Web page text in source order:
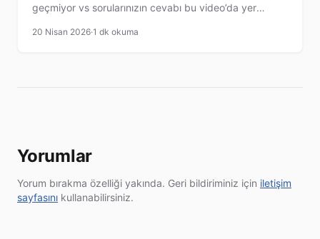
geçmiyor vs sorularınızın cevabı bu video’da yer
20 Nisan 2026·1 dk okuma
Yorumlar
Yorum bırakma özelliği yakında. Geri bildiriminiz için iletişim
sayfasını kullanabilirsiniz.